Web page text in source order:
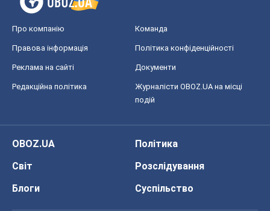
Про компанію Команда
Правова інформація Політика конфіденційності
Реклама на сайті Документи
Редакційна політика
Журналісти OBOZ.UA на місці
подій
OBOZ.UA
Політика
Світ
Розслідування
Блоги
Суспільство